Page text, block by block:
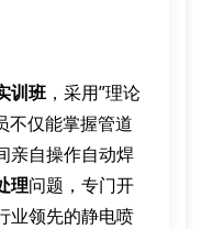
训班，采用”理论
不仅能掌握管道
亲自操作自动焊
理问题，专门开
业领先的静电喷